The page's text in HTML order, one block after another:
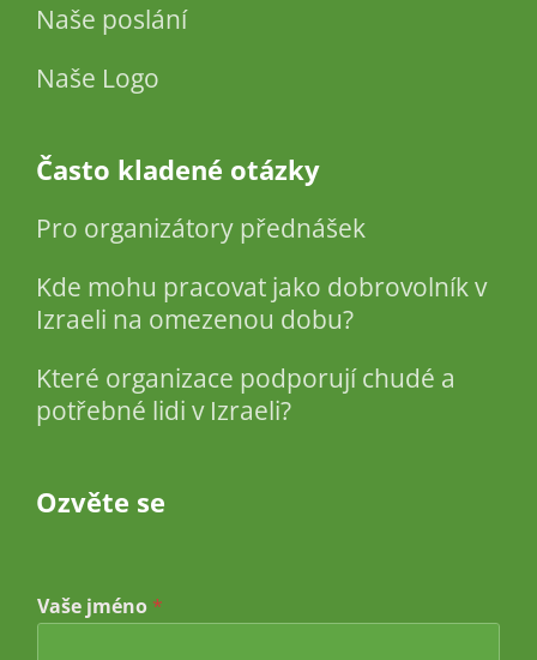
Naše poslání
Naše Logo
Často kladené otázky
Pro organizátory přednášek
Kde mohu pracovat jako dobrovolník v
Izraeli na omezenou dobu?
Které organizace podporují chudé a
potřebné lidi v Izraeli?
Ozvěte se
Vaše jméno *